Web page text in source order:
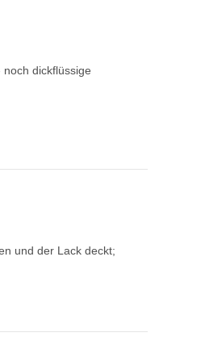
dickflüssige
und der Lack deckt;